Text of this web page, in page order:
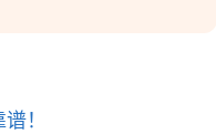
！